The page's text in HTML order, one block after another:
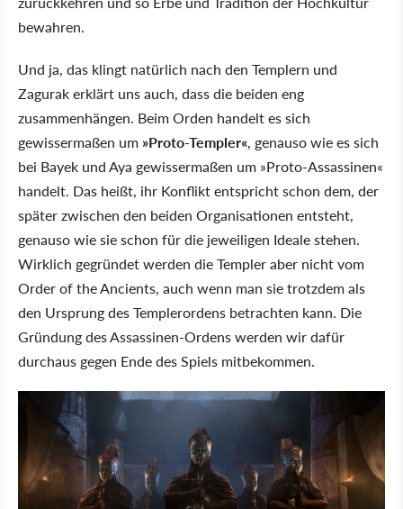
bewahren.
Und ja, das klingt natürlich nach den Templern und
Zagurak erklärt uns auch, dass die beiden eng
zusammenhängen. Beim Orden handelt es sich
gewissermaßen um »Proto-Templer«, genauso wie es sich
bei Bayek und Aya gewissermaßen um »Proto-Assassinen«
handelt. Das heißt, ihr Konflikt entspricht schon dem, der
später zwischen den beiden Organisationen entsteht,
genauso wie sie schon für die jeweiligen Ideale stehen.
Wirklich gegründet werden die Templer aber nicht vom
Order of the Ancients, auch wenn man sie trotzdem als
den Ursprung des Templerordens betrachten kann. Die
Gründung des Assassinen-Ordens werden wir dafür
durchaus gegen Ende des Spiels mitbekommen.